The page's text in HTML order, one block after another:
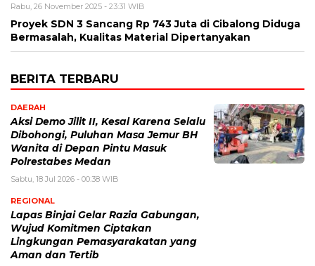
Rabu, 26 November 2025 - 23:31 WIB
Proyek SDN 3 Sancang Rp 743 Juta di Cibalong Diduga
Bermasalah, Kualitas Material Dipertanyakan
BERITA TERBARU
DAERAH
Aksi Demo Jilit II, Kesal Karena Selalu
Dibohongi, Puluhan Masa Jemur BH
Wanita di Depan Pintu Masuk
Polrestabes Medan
Sabtu, 18 Jul 2026 - 00:38 WIB
REGIONAL
Lapas Binjai Gelar Razia Gabungan,
Wujud Komitmen Ciptakan
Lingkungan Pemasyarakatan yang
Aman dan Tertib